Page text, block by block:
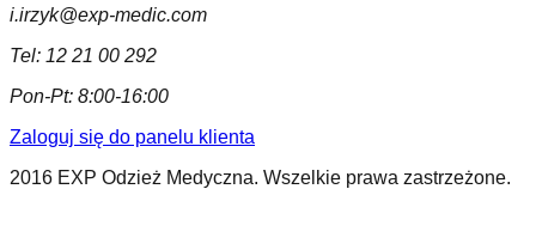
i.irzyk@exp-medic.com
Tel: 12 21 00 292
Pon-Pt: 8:00-16:00
Zaloguj się do panelu klienta
2016 EXP Odzież Medyczna. Wszelkie prawa zastrzeżone.